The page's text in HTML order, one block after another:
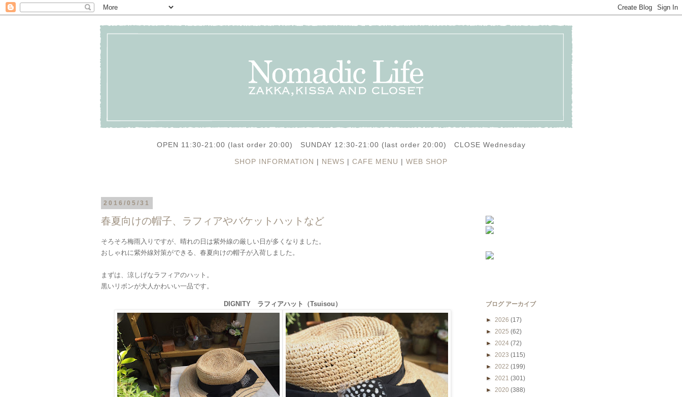
OPEN 11:30-21:00 (last order 20:00) SUNDAY 12:30-21:00 (last order 20:00) CLOSE Wednesday
SHOP INFORMATION | NEWS | CAFE MENU | WEB SHOP
2016/05/31
春夏向けの帽子、ラフィアやバケットハットなど
そろそろ梅雨入りですが、晴れの日は紫外線の厳しい日が多くなりました。
おしゃれに紫外線対策ができる、春夏向けの帽子が入荷しました。
まずは、涼しげなラフィアのハット。
黒いリボンが大人かわいい一品です。
DIGNITY ラフィアハット（Tsuisou） ブログ アーカイブ
► 2026 (17)
► 2025 (62)
► 2024 (72)
► 2023 (115)
► 2022 (199)
► 2021 (301)
► 2020 (388)